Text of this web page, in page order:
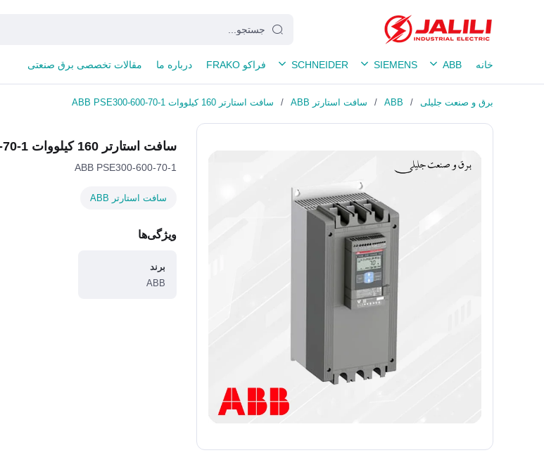
خانه ABB
SIEMENS
SCHNEIDER فراکو FRAKO درباره ما مقالات تخصصی برق صنعتی
برق و صنعت جلیلی /
ABB
/ سافت استارتر ABB / سافت استارتر 160 کیلووات ABB PSE300-600-70-1
سافت استارتر 160 کیلووات ABB PSE300-600-70-1
ABB PSE300-600-70-1
سافت استارتر ABB
ویژگی‌ها
برند
ABB